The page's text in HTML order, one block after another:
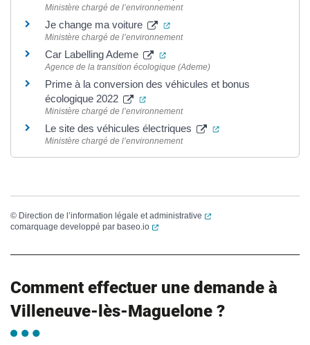
Ministère chargé de l’environnement
Je change ma voiture (ouverture dans un nouvel
Ministère chargé de l’environnement
Car Labelling Ademe (ouverture dans un nouvel
Agence de la transition écologique (Ademe)
Prime à la conversion des véhicules et bonus
écologique 2022
(ouverture dans un nouvel onglet)
Ministère chargé de l’environnement
Le site des véhicules électriques (ouverture dans un
Ministère chargé de l’environnement
© Direction de l’information légale et administrative
(ouverture dans un
comarquage developpé par baseo.io (ouverture dans un nouvel onglet)
Comment effectuer une demande à
Villeneuve-lès-Maguelone ?